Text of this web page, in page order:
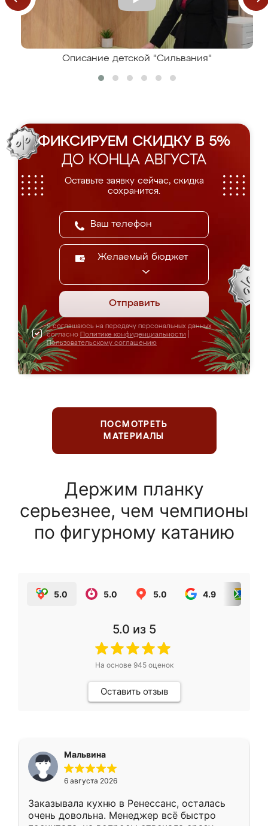
Описание детской "Сильвания"
ФИКСИРУЕМ СКИДКУ В 5%
ДО КОНЦА АВГУСТА
Оставьте заявку сейчас, скидка
сохранится.
Желаемый бюджет
Отправить
Я соглашаюсь на передачу персональных данных
согласно Политике конфиденциальности
Пользовательскому соглашению
ПОСМОТРЕТЬ
МАТЕРИАЛЫ
Держим планку
серьезнее, чем чемпионы
по фигурному катанию
5.0 5.0 5.0 4.9
5.0 из 5
На основе 945оценок
Оставить отзыв
Мальвина
6 августа 2026
Заказывала кухню в Ренессанс, осталась
очень довольна. Менеджер всё быстро